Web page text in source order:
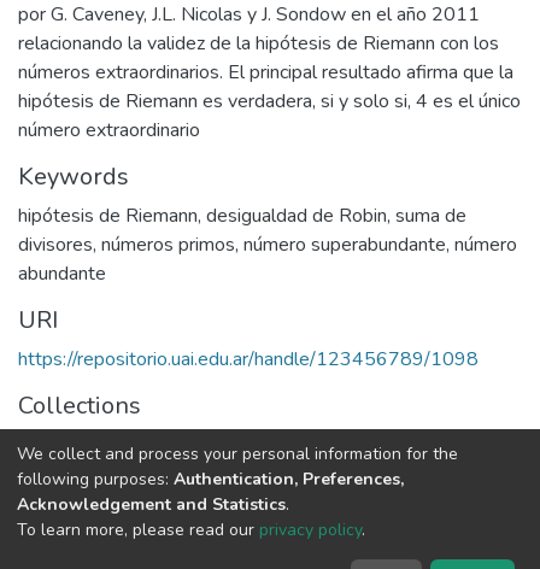
por G. Caveney, J.L. Nicolas y J. Sondow en el año 2011
relacionando la validez de la hipótesis de Riemann con los
números extraordinarios. El principal resultado afirma que la
hipótesis de Riemann es verdadera, si y solo si, 4 es el único
número extraordinario
Keywords
hipótesis de Riemann, desigualdad de Robin, suma de
divisores, números primos, número superabundante, número
abundante
URI
https://repositorio.uai.edu.ar/handle/123456789/1098
Collections
LICENCIATURA EN MATEMATICA
Full item page
We collect and process your personal information for the
following purposes: Authentication, Preferences,
Acknowledgement and Statistics.
To learn more, please read our privacy policy.